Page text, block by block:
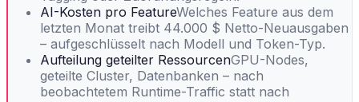
AI-Kosten pro FeatureWelches Feature aus dem
letzten Monat treibt 44.000 $ Netto-Neuausgaben
– aufgeschlüsselt nach Modell und Token-Typ.
Aufteilung geteilter RessourcenGPU-Nodes,
geteilte Cluster, Datenbanken – nach
beobachtetem Runtime-Traffic statt nach